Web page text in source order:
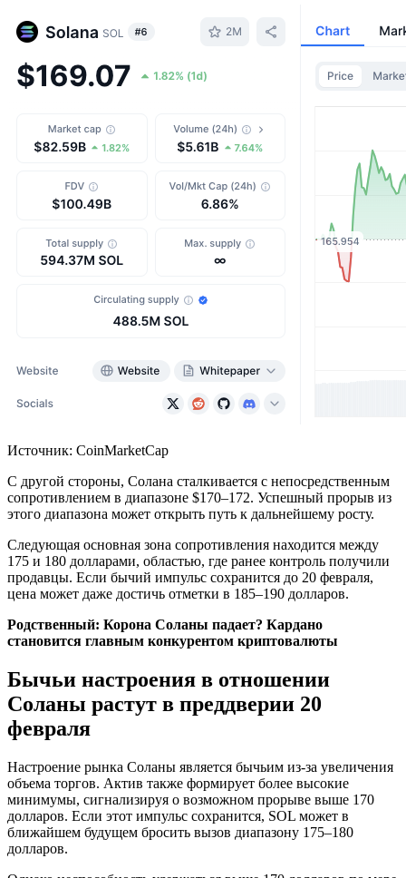
Источник: CoinMarketCap
С другой стороны, Солана сталкивается с непосредственным
сопротивлением в диапазоне $170–172. Успешный прорыв из
этого диапазона может открыть путь к дальнейшему росту.
Следующая основная зона сопротивления находится между
175 и 180 долларами, областью, где ранее контроль получили
продавцы. Если бычий импульс сохранится до 20 февраля,
цена может даже достичь отметки в 185–190 долларов.
Родственный: Корона Соланы падает? Кардано
становится главным конкурентом криптовалюты
Бычьи настроения в отношении
Соланы растут в преддверии 20
февраля
Настроение рынка Соланы является бычьим из-за увеличения
объема торгов. Актив также формирует более высокие
минимумы, сигнализируя о возможном прорыве выше 170
долларов. Если этот импульс сохранится, SOL может в
ближайшем будущем бросить вызов диапазону 175–180
долларов.